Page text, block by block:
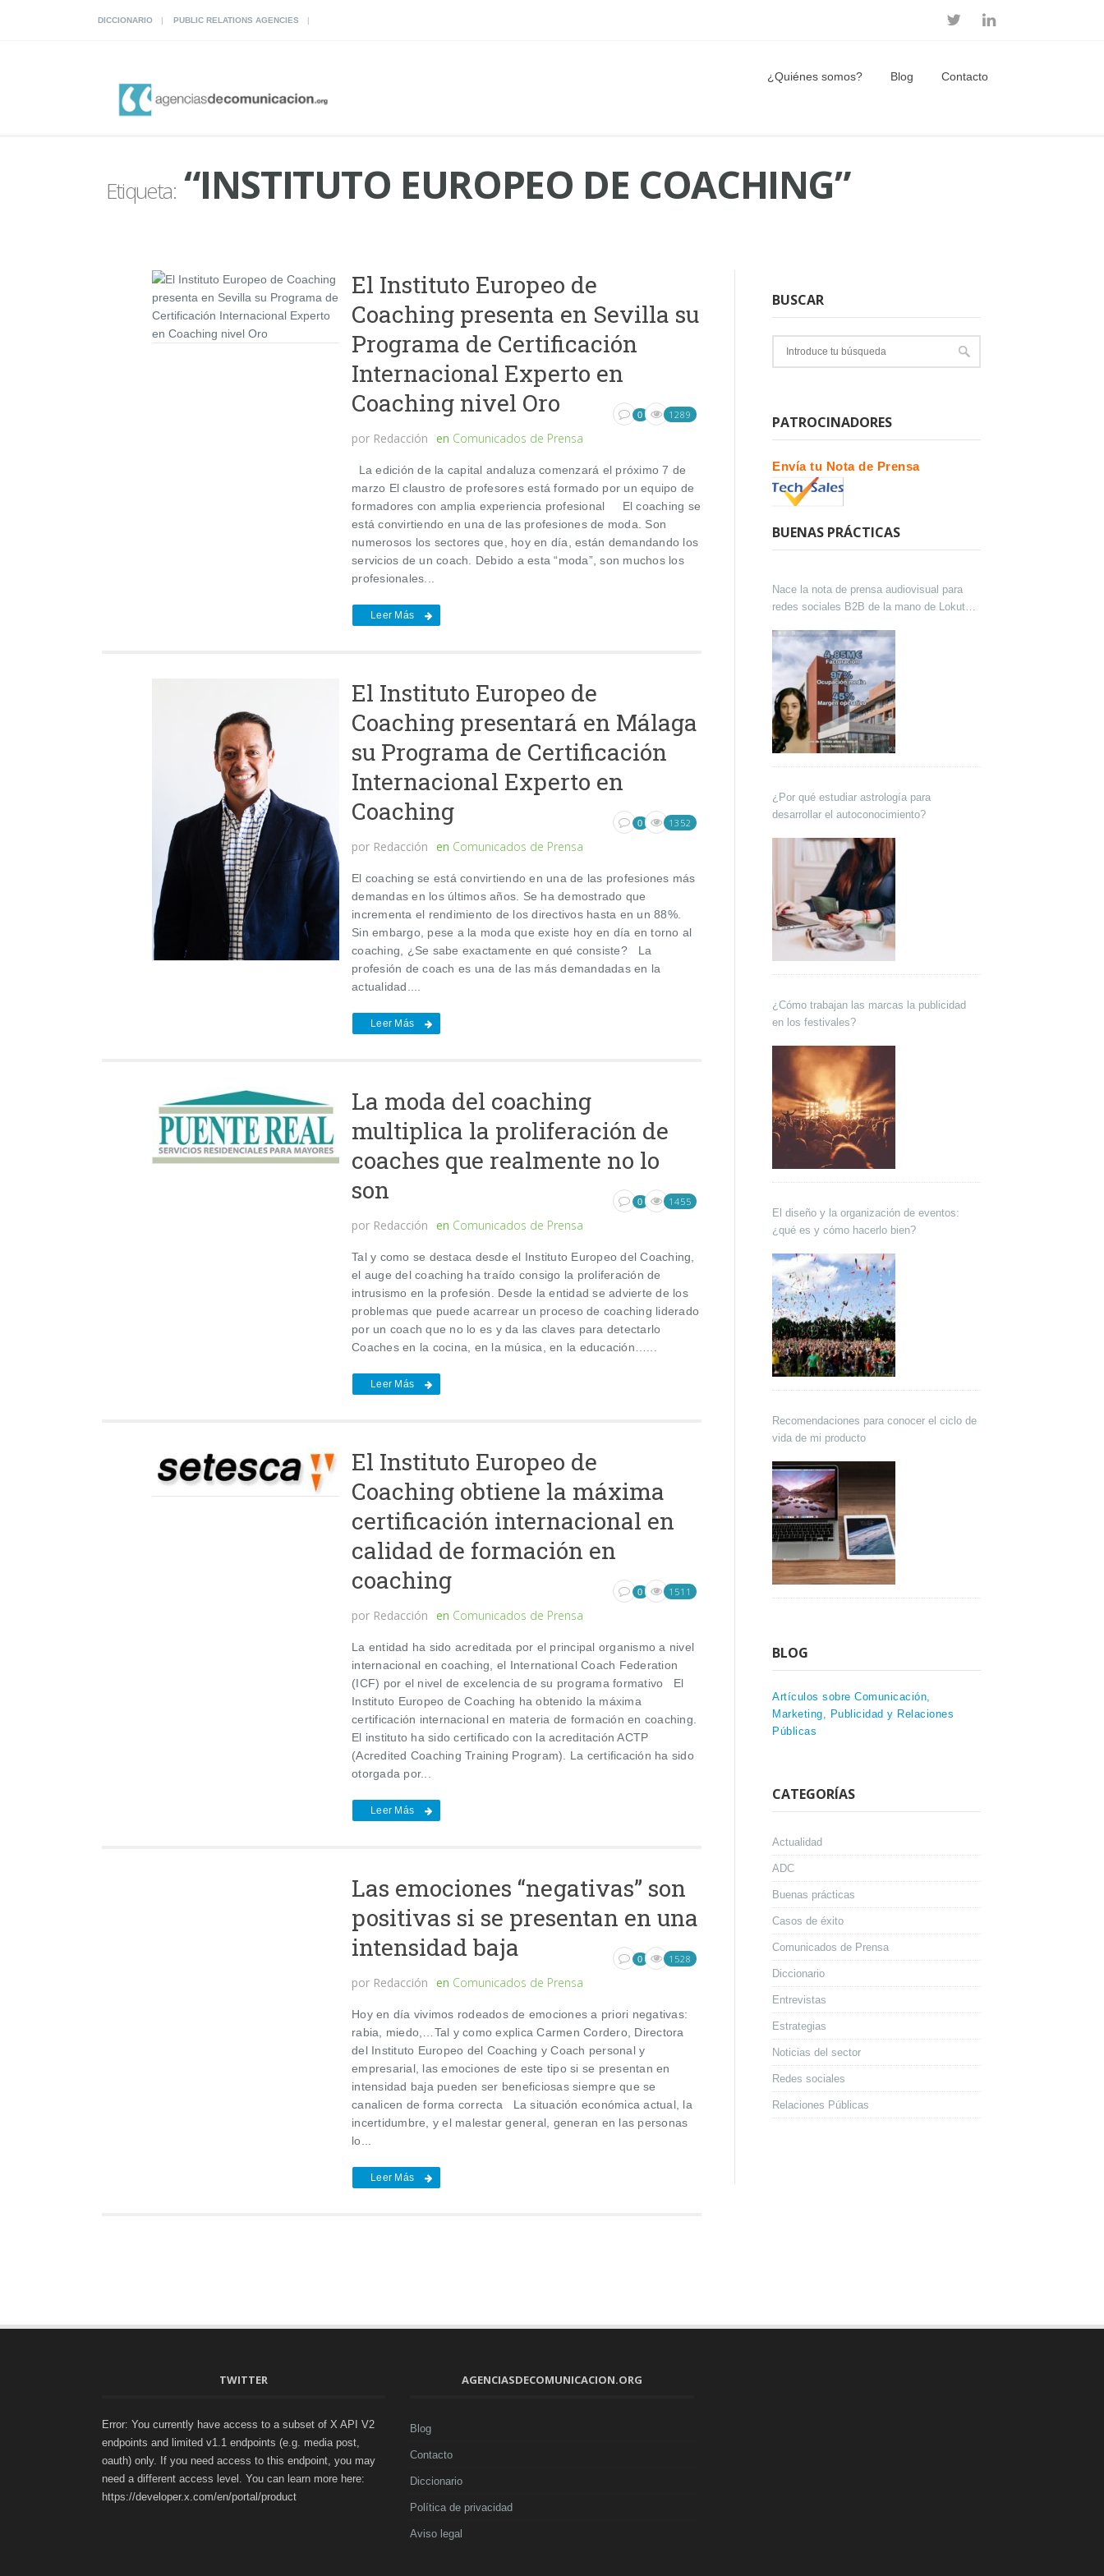
DICCIONARIO PUBLIC RELATIONS AGENCIES
¿Quiénes somos? Blog Contacto
Etiqueta:“INSTITUTO EUROPEO DE COACHING”
El Instituto Europeo de
Coaching presenta en Sevilla su
Programa de Certificación
Internacional Experto en
Coaching nivel Oro
por Redacción en Comunicados de Prensa
0 1289
La edición de la capital andaluza comenzará el próximo 7 de
marzo El claustro de profesores está formado por un equipo de
formadores con amplia experiencia profesional El coaching se
está convirtiendo en una de las profesiones de moda. Son
numerosos los sectores que, hoy en día, están demandando los
servicios de un coach. Debido a esta “moda”, son muchos los
profesionales...
Leer Más
El Instituto Europeo de
Coaching presentará en Málaga
su Programa de Certificación
Internacional Experto en
Coaching
por Redacción en Comunicados de Prensa
0 1352
El coaching se está convirtiendo en una de las profesiones más
demandas en los últimos años. Se ha demostrado que
incrementa el rendimiento de los directivos hasta en un 88%.
Sin embargo, pese a la moda que existe hoy en día en torno al
coaching, ¿Se sabe exactamente en qué consiste? La
profesión de coach es una de las más demandadas en la
actualidad....
Leer Más
La moda del coaching
multiplica la proliferación de
coaches que realmente no lo
son
por Redacción en Comunicados de Prensa
0 1455
Tal y como se destaca desde el Instituto Europeo del Coaching,
el auge del coaching ha traído consigo la proliferación de
intrusismo en la profesión. Desde la entidad se advierte de los
problemas que puede acarrear un proceso de coaching liderado
por un coach que no lo es y da las claves para detectarlo
Coaches en la cocina, en la música, en la educación…...
Leer Más
El Instituto Europeo de
Coaching obtiene la máxima
certificación internacional en
calidad de formación en
coaching
por Redacción en Comunicados de Prensa
0 1511
La entidad ha sido acreditada por el principal organismo a nivel
internacional en coaching, el International Coach Federation
(ICF) por el nivel de excelencia de su programa formativo El
Instituto Europeo de Coaching ha obtenido la máxima
certificación internacional en materia de formación en coaching.
El instituto ha sido certificado con la acreditación ACTP
(Acredited Coaching Training Program). La certificación ha sido
otorgada por...
Leer Más
Las emociones “negativas” son
positivas si se presentan en una
intensidad baja
por Redacción en Comunicados de Prensa
0 1528
Hoy en día vivimos rodeados de emociones a priori negativas:
rabia, miedo,…Tal y como explica Carmen Cordero, Directora
del Instituto Europeo del Coaching y Coach personal y
empresarial, las emociones de este tipo si se presentan en
intensidad baja pueden ser beneficiosas siempre que se
canalicen de forma correcta La situación económica actual, la
incertidumbre, y el malestar general, generan en las personas
lo...
Leer Más
BUSCAR
PATROCINADORES
Envía tu Nota de Prensa
BUENAS PRÁCTICAS
Nace la nota de prensa audiovisual para
redes sociales B2B de la mano de Lokutor
¿Por qué estudiar astrología para
desarrollar el autoconocimiento?
¿Cómo trabajan las marcas la publicidad
en los festivales?
El diseño y la organización de eventos:
¿qué es y cómo hacerlo bien?
Recomendaciones para conocer el ciclo de
vida de mi producto
BLOG
Artículos sobre Comunicación,
Marketing, Publicidad y Relaciones
Públicas
CATEGORÍAS
Actualidad
ADC
Buenas prácticas
Casos de éxito
Comunicados de Prensa
Diccionario
Entrevistas
Estrategias
Noticias del sector
Redes sociales
Relaciones Públicas
TWITTER
Error: You currently have access to a subset of X API V2
endpoints and limited v1.1 endpoints (e.g. media post,
oauth) only. If you need access to this endpoint, you may
need a different access level. You can learn more here:
https://developer.x.com/en/portal/product
AGENCIASDECOMUNICACION.ORG
Blog
Contacto
Diccionario
Política de privacidad
Aviso legal